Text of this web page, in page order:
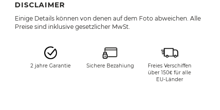
DISCLAIMER
Einige Details können von denen auf dem Foto abweichen. Alle
Preise sind inklusive gesetzlicher MwSt.
2 jahre Garantie Sichere Bezahiung
Freies Verschiffen
über 150€ für alle
EU-Länder